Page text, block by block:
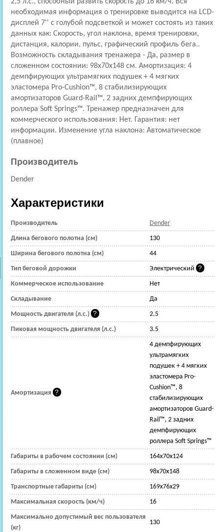
необходимая информация о тренировке выводится на LCD-
дисплей 7'' с голубой подсветкой и может состоять из таких
данных как: Скорость, угол наклона, время тренировки,
дистанция, калории, пульс, графический профиль бега..
Возможность складывания тренажера - Да, размер в
сложенном состоянии: 98x70x148 см. Амортизация: 4
демпфирующих ультрамягких подушек + 4 мягких
эластомера Pro-Cushion™, 8 стабилизирующих
амортизаторов Guard-Rail™, 2 задних демпфирующих
роллера Soft Springs™. Тренажер предназначен для
коммерческого использования: Нет. Гарантия: нет
информации. Изменение угла наклона: Автоматическое
(плавное)
Производитель
Dender
Характеристики
Производитель Dender
Длина бегового полотна (см) 130
Ширина бегового полотна (см) 44
Тип беговой дорожки Электрический
Коммерческое использование Нет
Складывание Да
Мощность двигателя (л.с.) 2.5
Пиковая мощность двигателя (л.с.) 3.5
Амортизация
4 демпфирующих
ультрамягких
подушек + 4 мягких
эластомера Pro-
Cushion™, 8
стабилизирующих
амортизаторов Guard-
Rail™, 2 задних
демпфирующих
роллера Soft Springs™
Габариты в рабочем состоянии (см) 164x70x124
Габариты в сложенном виде (см) 98x70x148
Транспортные габариты (см) 169x76x29
Максимальная скорость (км/ч) 16
Максимально допустимый вес пользователя
(кг)
130